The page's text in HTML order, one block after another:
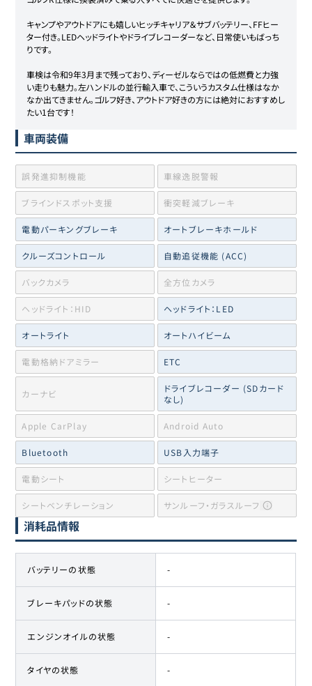
キャンプやアウトドアにも嬉しいヒッチキャリア＆サブバッテリー、FFヒー
ター付き。LEDヘッドライトやドライブレコーダーなど、日常使いもばっち
りです。
車検は令和9年3月まで残っており、ディーゼルならではの低燃費と力強
い走りも魅力。左ハンドルの並行輸入車で、こういうカスタム仕様はなか
なか出てきません。ゴルフ好き、アウトドア好きの方には絶対におすすめし
たい1台です！
車両装備
誤発進抑制機能 車線逸脱警報
ブラインドスポット支援 衝突軽減ブレーキ
電動パーキングブレーキ オートブレーキホールド
クルーズコントロール 自動追従機能 (ACC)
バックカメラ 全方位カメラ
ヘッドライト：HID ヘッドライト：LED
オートライト オートハイビーム
電動格納ドアミラー ETC
カーナビ
ドライブレコーダー (SDカード
なし)
Apple CarPlay Android Auto
Bluetooth USB入力端子
電動シート シートヒーター
シートベンチレーション サンルーフ・ガラスルーフ
消耗品情報
バッテリーの状態 -
ブレーキパッドの状態 -
エンジンオイルの状態 -
タイヤの状態 -